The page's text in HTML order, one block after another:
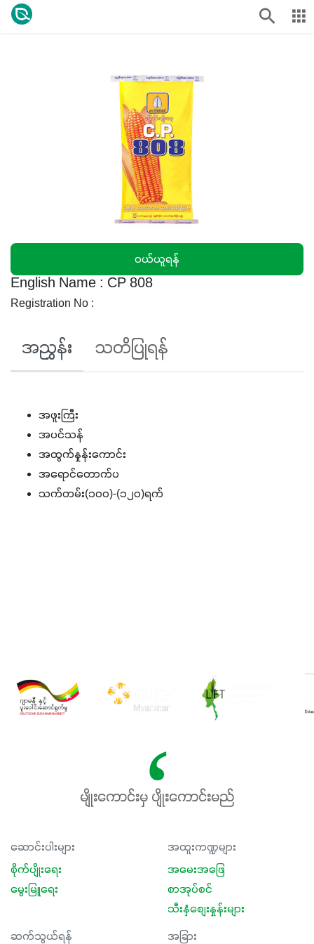
၀ယ်ယူရန်
English Name : CP 808
Registration No :
အညွှန်း သတိပြုရန်
အဖူးကြီး
အပင်သန်
အထွက်နှုန်းကောင်း
အရောင်တောက်ပ
သက်တမ်း(၁၀၀)-(၁၂၀)ရက်
မျိုးကောင်းမှ ပျိုးကောင်းမည်
ဆောင်းပါးများ
စိုက်ပျိုးရေး
မွေးမြူရေး
အထူးကဏ္ဍများ
အမေးအဖြေ
စာအုပ်စင်
သီးနှံစျေးနှုန်းများ
ဆက်သွယ်ရန်
အခြား